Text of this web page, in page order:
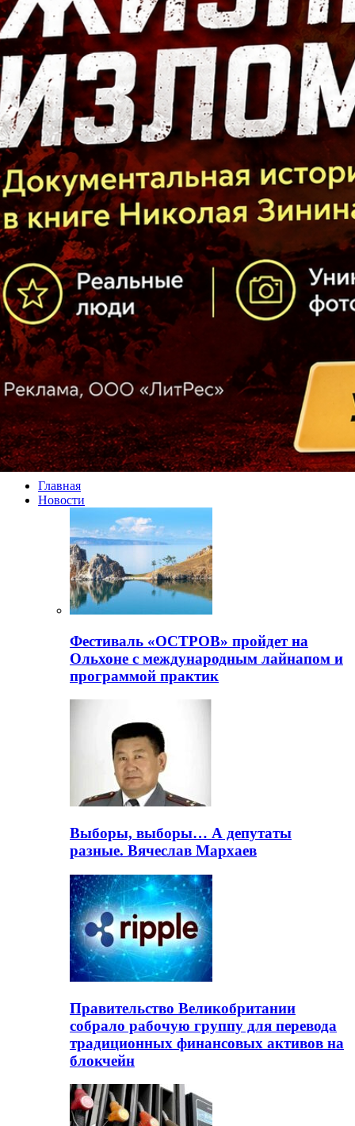
Главная
Новости
Фестиваль «ОСТРОВ» пройдет на
Ольхоне с международным лайнапом и
программой практик
Выборы, выборы… А депутаты
разные. Вячеслав Мархаев
Правительство Великобритании
собрало рабочую группу для перевода
традиционных финансовых активов на
блокчейн